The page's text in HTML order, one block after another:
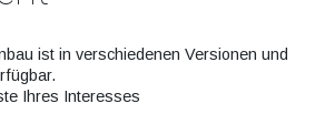
ist in verschiedenen Versionen und
Ihres Interesses